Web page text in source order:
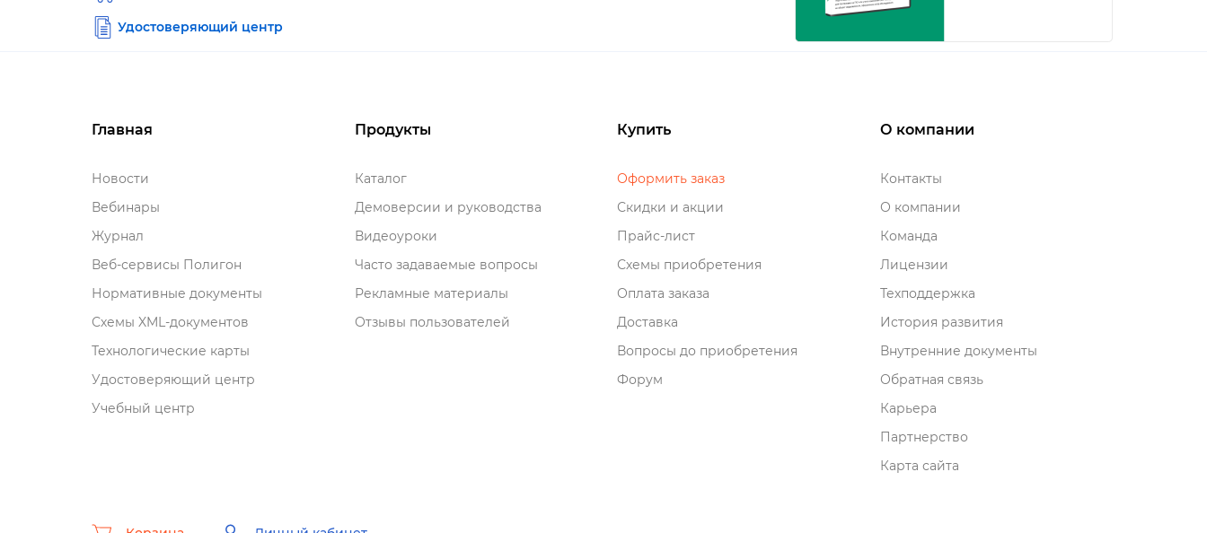
Удостоверяющий центр
Главная
Новости
ебинары
Журнал
еб-сервисы Полигон
Нормативные документы
Схемы XML-документо
Технологические карты
Удостоверяющий центр
Учебный центр
Продукты
Катало
Демоверсии и руководства
идеоуроки
Часто задаваемые вопросы
Рекламные материалы
Отзывы пользователей
Купить
Оформить заказ
Скидки и акции
Прайс-лист
Схемы приобретения
Оплата заказа
Доставка
опросы до приобретения
Форум
О компании
Контакты
О компании
Команда
Лицензии
Техподдержка
История развития
нутренние документы
Обратная связь
Карьера
Партнерство
Карта сайта